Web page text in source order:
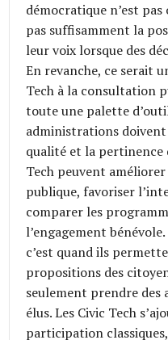
démocratique n’est
pas suffisamment la
leur voix lorsque des
En revanche, ce serait
Tech à la consultation
toute une palette
administrations
qualité et la pertinence
Tech peuvent
publique, favoriser
comparer les
l’engagement
c’est quand ils
propositions des
seulement prendre des
élus. Les Civic Tech
participation